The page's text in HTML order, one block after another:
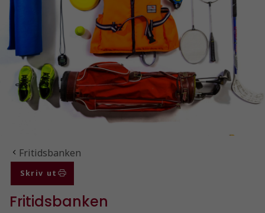
Du är här:
Fritidsbanken
Skriv ut
Fritidsbanken